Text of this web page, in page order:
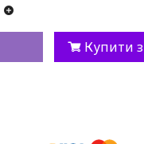
Купити з